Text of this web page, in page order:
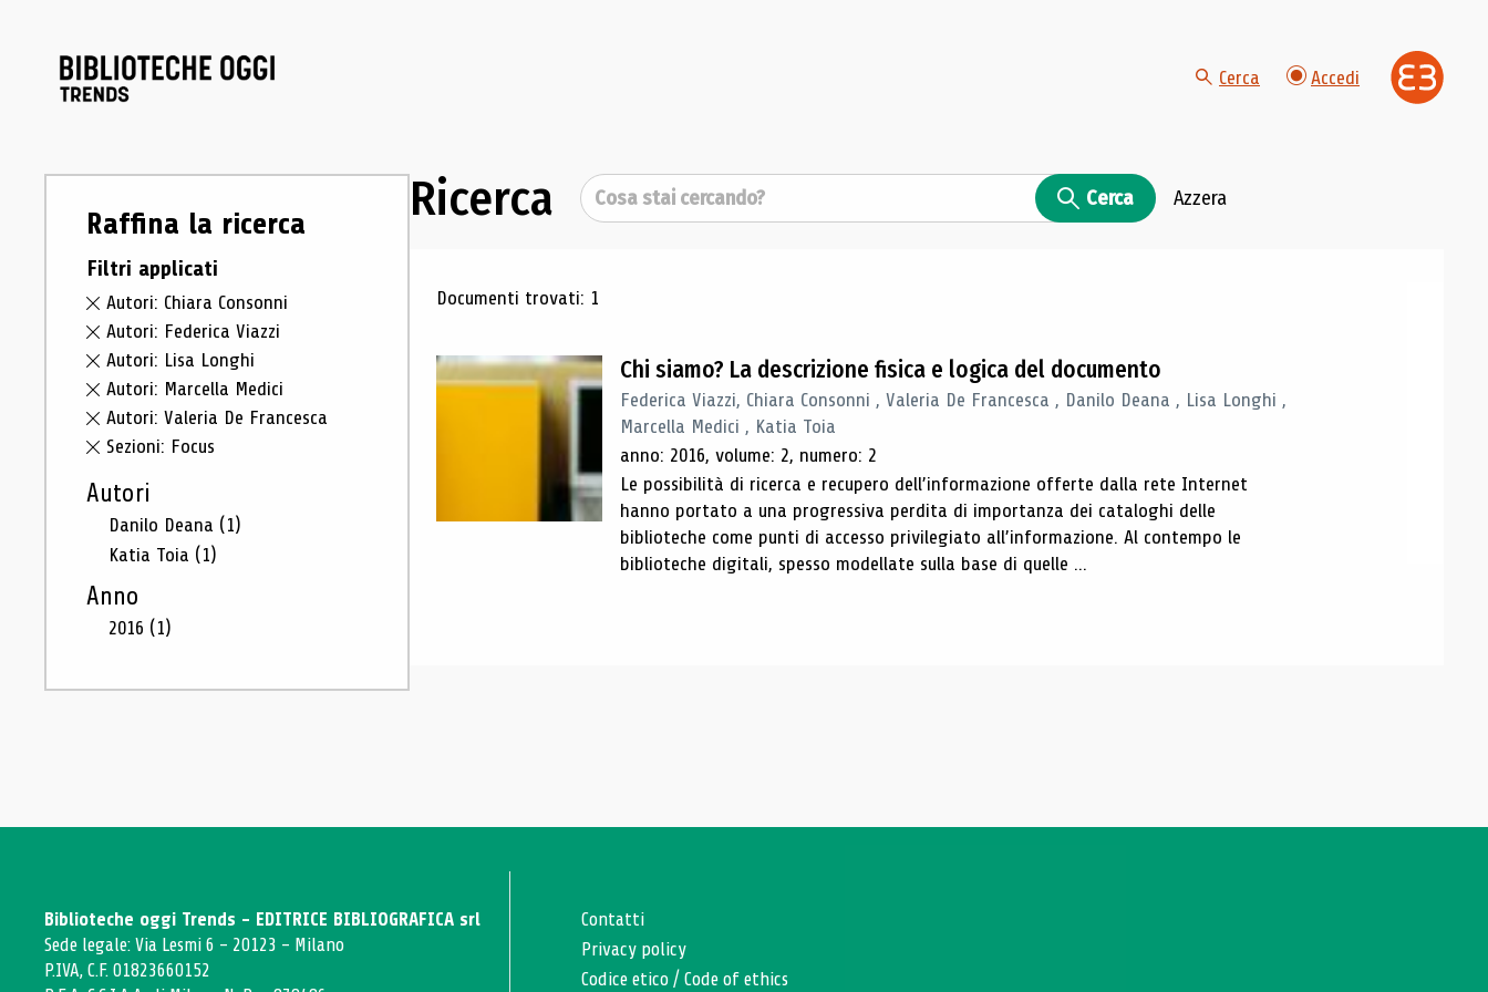
Cerca Accedi
Raffina la ricerca
Filtri applicati
Autori: Chiara Consonni
Autori: Federica Viazzi
Autori: Lisa Longhi
Autori: Marcella Medici
Autori: Valeria De Francesca
Sezioni: Focus
Autori
Danilo Deana (1)
Katia Toia (1)
Anno
2016 (1)
Ricerca Cerca Cerca Azzera
Risultati di ricerca
Documenti trovati: 1
Chi siamo? La descrizione fisica e logica del documento
Federica Viazzi, Chiara Consonni , Valeria De Francesca , Danilo Deana , Lisa Longhi ,
Marcella Medici , Katia Toia
anno: 2016, volume: 2, numero: 2
Le possibilità di ricerca e recupero dell’informazione offerte dalla rete Internet
hanno portato a una progressiva perdita di importanza dei cataloghi delle
biblioteche come punti di accesso privilegiato all’informazione. Al contempo le
biblioteche digitali, spesso modellate sulla base di quelle ...
Biblioteche oggi Trends - EDITRICE BIBLIOGRAFICA srl
Sede legale: Via Lesmi 6 - 20123 - Milano
P.IVA, C.F. 01823660152
Contatti
Privacy policy
Codice etico /Code of ethics